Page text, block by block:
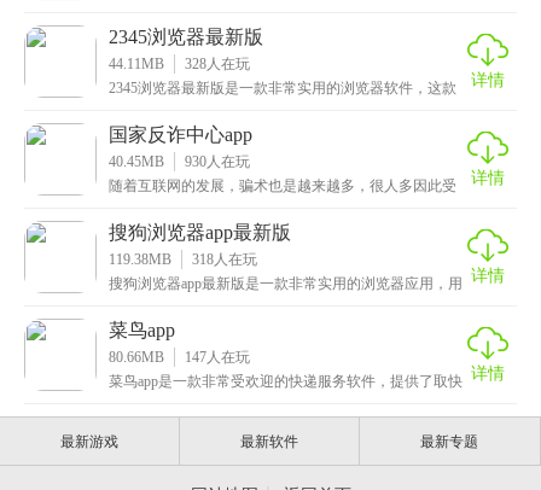
快又
2345浏览器最新版
44.11MB 328 人在玩
2345浏览器最新版是一款非常实用的浏览器软件，这款
详情
国家反诈中心app
40.45MB 930 人在玩
随着互联网的发展，骗术也是越来越多，很人多因此受
详情
搜狗浏览器app最新版
119.38MB 318 人在玩
搜狗浏览器app最新版是一款非常实用的浏览器应用，用 详情
菜鸟app
80.66MB 147 人在玩
菜鸟app是一款非常受欢迎的快递服务软件，提供了取快 详情
最新游戏 最新软件 最新专题